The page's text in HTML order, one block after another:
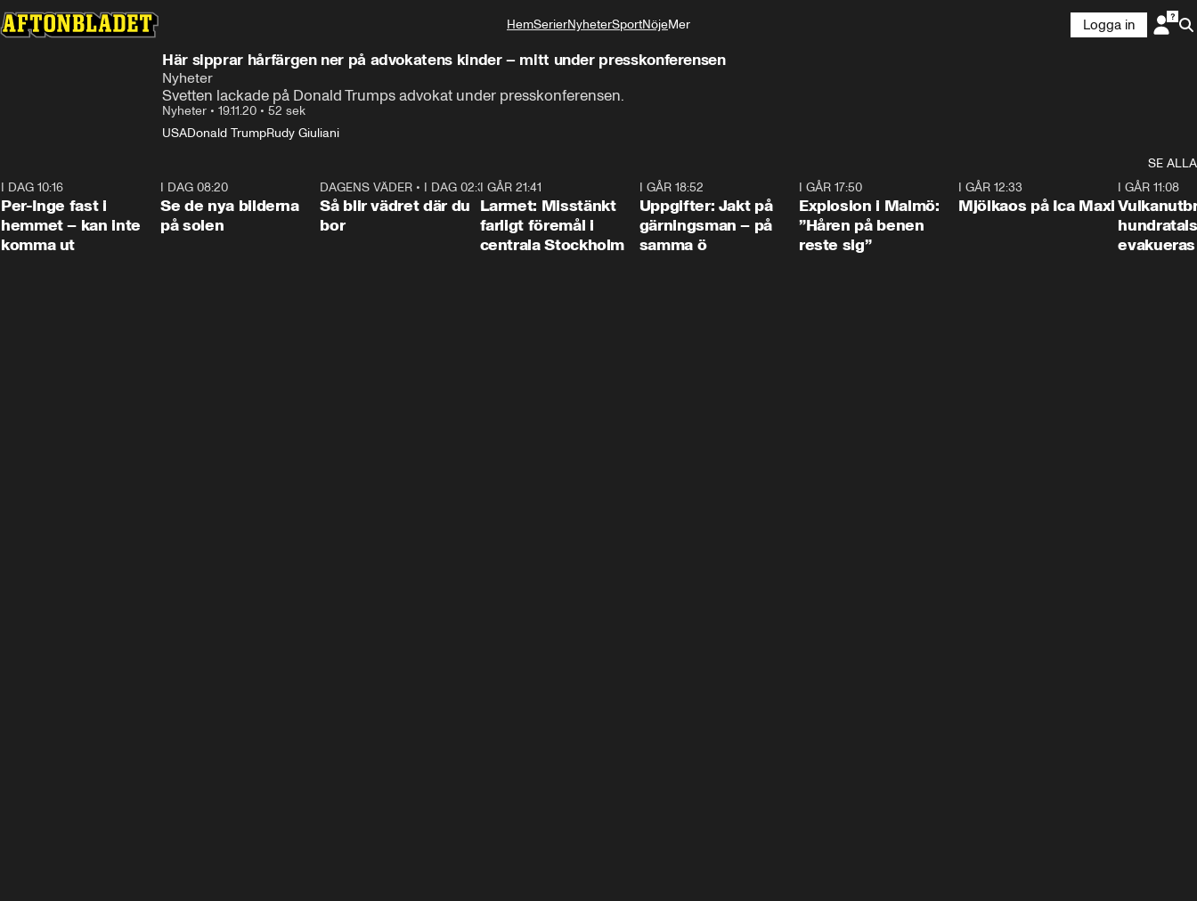
HemSerierNyheterSportNöjeMer
Livsstil
Logga in
Här sipprar hårfärgen ner på advokatens kinder – mitt under presskonferensen
Nyheter
Svetten lackade på Donald Trumps advokat under presskonferensen.
Nyheter • 19.11.20 • 52 sek
USADonald TrumpRudy Giuliani
SE ALLA
I DAG 10:16
Per-Inge fast i
hemmet – kan inte
komma ut
I DAG 08:20
Se de nya bilderna
på solen
1:06
DAGENS VÄDER • I DAG 02:30
Så blir vädret där du
bor
I GÅR 21:41
Larmet: Misstänkt
farligt föremål i
centrala Stockholm
I GÅR 18:52
Uppgifter: Jakt på
gärningsman – på
samma ö
I GÅR 17:50
Explosion i Malmö:
”Håren på benen
reste sig”
I GÅR 12:33
Mjölkaos på Ica Maxi
I GÅR 11:08
hundratals
evakueras